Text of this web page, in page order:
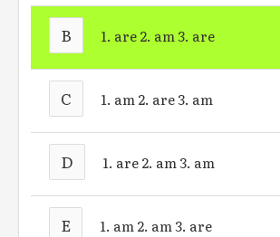
B 1. are 2. am 3. are
C 1. am 2. are 3. am
D 1. are 2. am 3. am
E 1. am 2. am 3. are